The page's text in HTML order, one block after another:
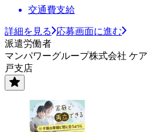
交通費支給
詳細を見る
応募画面に進む
派遣労働者
マンパワーグループ株式会社 ケ
戸支店